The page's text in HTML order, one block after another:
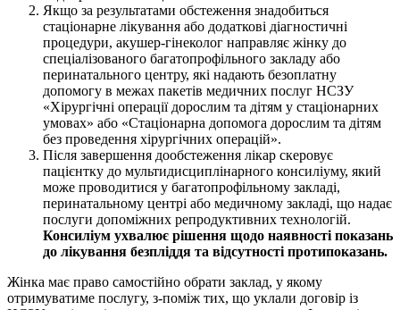
Якщо за результатами обстеження знадобиться
стаціонарне лікування або додаткові діагностичні
процедури, акушер-гінеколог направляє жінку до
спеціалізованого багатопрофільного закладу або
перинатального центру, які надають безоплатну
допомогу в межах пакетів медичних послуг НСЗУ
«Хірургічні операції дорослим та дітям у стаціонарних
умовах» або «Стаціонарна допомога дорослим та дітям
без проведення хірургічних операцій».
Після завершення дообстеження лікар скеровує
пацієнтку до мультидисциплінарного консиліуму, який
може проводитися у багатопрофільному закладі,
перинатальному центрі або медичному закладі, що надає
послуги допоміжних репродуктивних технологій.
Консиліум ухвалює рішення щодо наявності показань
до лікування безпліддя та відсутності протипоказань.
Жінка має право самостійно обрати заклад, у якому
отримуватиме послугу, з-поміж тих, що уклали договір із